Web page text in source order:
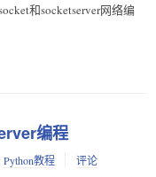
和socketserver网络编
编程
Python教程 评论